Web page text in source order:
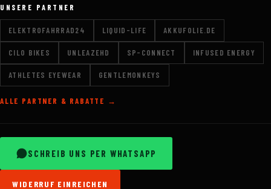
UNSERE PARTNER
ELEKTROFAHRRAD24 LIQUID-LIFE AKKUFOLIE.DE
CILO BIKES UNLEAZEHD SP-CONNECT INFUSED ENERGY
ATHLETES EYEWEAR GENTLEMONKEYS
ALLE PARTNER & RABATTE →
SCHREIB UNS PER WHATSAPP
WIDERRUF EINREICHEN